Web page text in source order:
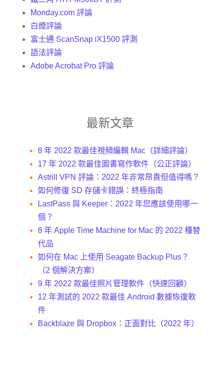
Monday.com 評論
白煙評論
富士通 ScanSnap iX1500 評測
語法評論
Adobe Acrobat Pro 評論
最新文章
8 年 2022 款最佳視頻編輯 Mac（詳細評論）
17 年 2022 款最佳圖書寫作軟件（公正評論）
Astrill VPN 評論：2022 年非常昂貴但值得嗎？
如何修復 SD 存儲卡錯誤：終極指南
LastPass 與 Keeper：2022 年您應該使用哪一
個？
8 年 Apple Time Machine for Mac 的 2022 種替
代品
如何在 Mac 上使用 Seagate Backup Plus？
（2 個解決方案）
9 年 2022 款最佳照片管理軟件（快速回顧）
12 年測試的 2022 款最佳 Android 數據恢復軟
件
Backblaze 與 Dropbox：正面對比（2022 年）